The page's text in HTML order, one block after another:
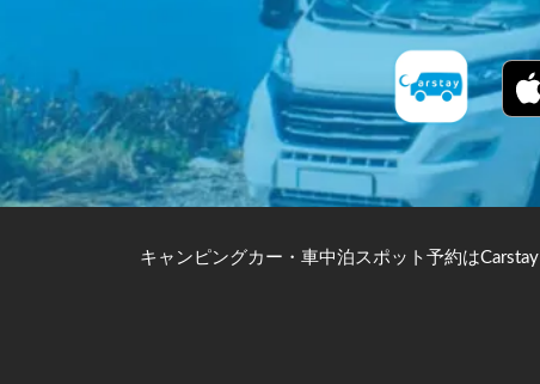
キャンピングカー・車中泊スポット予約はCarstay